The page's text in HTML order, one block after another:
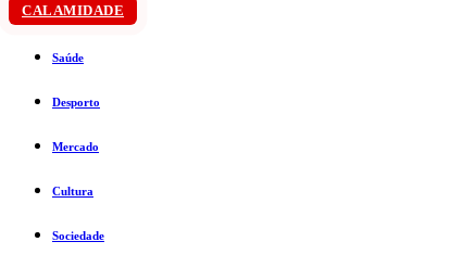
CALAMIDADE
Saúde
Desporto
Mercado
Cultura
Sociedade